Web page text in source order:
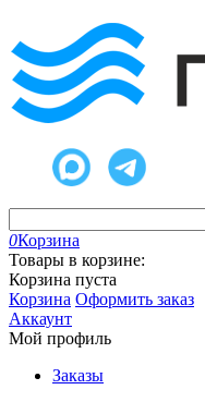
0Корзина
Товары в корзине:
Корзина пуста
Корзина Оформить заказ
Аккаунт
Мой профиль
Заказы